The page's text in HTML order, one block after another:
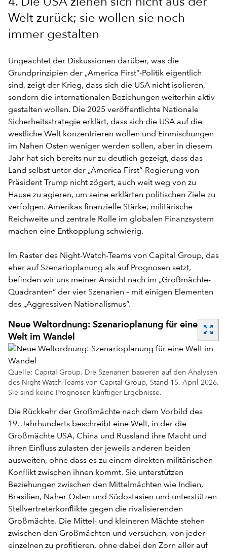
Welt zurück; sie wollen sie noch
immer gestalten
Ungeachtet der Diskussionen darüber, was die
Grundprinzipien der „America First“-Politik eigentlich
sind, zeigt der Krieg, dass sich die USA nicht isolieren,
sondern die internationalen Beziehungen weiterhin aktiv
gestalten wollen. Die 2025 veröffentlichte Nationale
Sicherheitsstrategie erklärt, dass sich die USA auf die
westliche Welt konzentrieren wollen und Einmischungen
im Nahen Osten weniger werden sollen, aber in diesem
Jahr hat sich bereits nur zu deutlich gezeigt, dass das
Land selbst unter der „America First“-Regierung von
Präsident Trump nicht zögert, auch weit weg von zu
Hause zu agieren, um seine erklärten politischen Ziele zu
verfolgen. Amerikas finanzielle Stärke, militärische
Reichweite und zentrale Rolle im globalen Finanzsystem
machen eine Entkopplung schwierig.
Im Raster des Night-Watch-Teams von Capital Group, das
eher auf Szenarioplanung als auf Prognosen setzt,
befinden wir uns meiner Ansicht nach im „Großmächte-
Quadranten“ der vier Szenarien – mit einigen Elementen
des „Aggressiven Nationalismus“.
Neue Weltordnung: Szenarioplanung für eine
Welt im Wandel
zoom_out_map
Quelle: Capital Group. Die Szenarien basieren auf den Analysen
des Night-Watch-Teams von Capital Group, Stand 15. April 2026.
Sie sind keine Prognosen künftiger Ergebnisse.
Die Rückkehr der Großmächte nach dem Vorbild des
19. Jahrhunderts beschreibt eine Welt, in der die
Großmächte USA, China und Russland ihre Macht und
ihren Einfluss zulasten der jeweils anderen beiden
ausweiten, ohne dass es zu einem direkten militärischen
Konflikt zwischen ihnen kommt. Sie unterstützen
Beziehungen zwischen den Mittelmächten wie Indien,
Brasilien, Naher Osten und Südostasien und unterstützen
Stellvertreterkonflikte gegen die rivalisierenden
Großmächte. Die Mittel- und kleineren Mächte stehen
zwischen den Großmächten und versuchen, von jeder
einzelnen zu profitieren, ohne dabei den Zorn aller auf